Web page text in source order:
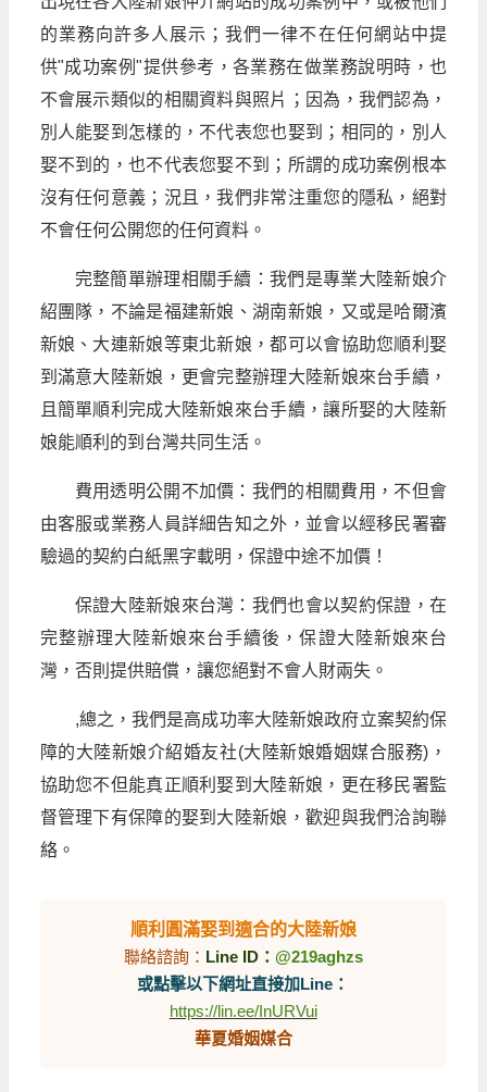
的業務向許多人展示；我們一律不在任何網站中提
供"成功案例"提供參考，各業務在做業務說明時，也
不會展示類似的相關資料與照片；因為，我們認為，
別人能娶到怎樣的，不代表您也娶到；相同的，別人
娶不到的，也不代表您娶不到；所謂的成功案例根本
沒有任何意義；況且，我們非常注重您的隱私，絕對
不會任何公開您的任何資料。
完整簡單辦理相關手續：我們是專業大陸新娘介
紹團隊，不論是福建新娘、湖南新娘，又或是哈爾濱
新娘、大連新娘等東北新娘，都可以會協助您順利娶
到滿意大陸新娘，更會完整辦理大陸新娘來台手續，
且簡單順利完成大陸新娘來台手續，讓所娶的大陸新
娘能順利的到台灣共同生活。
費用透明公開不加價：我們的相關費用，不但會
由客服或業務人員詳細告知之外，並會以經移民署審
驗過的契約白紙黑字載明，保證中途不加價！
保證大陸新娘來台灣：我們也會以契約保證，在
完整辦理大陸新娘來台手續後，保證大陸新娘來台
灣，否則提供賠償，讓您絕對不會人財兩失。
,總之，我們是高成功率大陸新娘政府立案契約保
障的大陸新娘介紹婚友社(大陸新娘婚姻媒合服務)，
協助您不但能真正順利娶到大陸新娘，更在移民署監
督管理下有保障的娶到大陸新娘，歡迎與我們洽詢聯
絡。
順利圓滿娶到適合的大陸新娘
聯絡諮詢： Line ID： @219aghzs
或點擊以下網址直接加Line：
https://lin.ee/InURVui
華夏婚姻媒合